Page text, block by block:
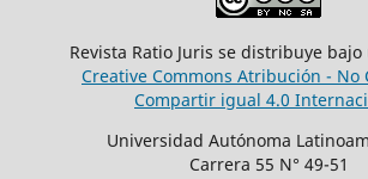
Revista Ratio Juris se distribuye bajo
Creative Commons Atribución - No
Compartir igual 4.0
Universidad Autónoma
Carrera 55 N° 49-51